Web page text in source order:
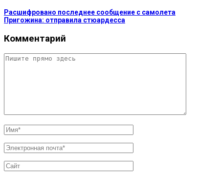
Расшифровано последнее сообщение с самолета
Пригожина: отправила стюардесса
Комментарий